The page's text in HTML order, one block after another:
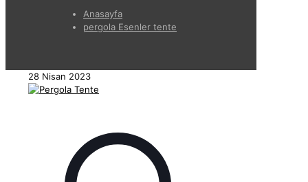
Anasayfa
pergola Esenler tente
28 Nisan 2023